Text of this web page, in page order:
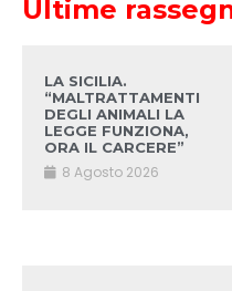
Ultime
LA SICILIA.
“MALTRATTAMENTI
DEGLI ANIMALI LA
LEGGE FUNZIONA,
ORA IL CARCERE”
8 Agosto 2026